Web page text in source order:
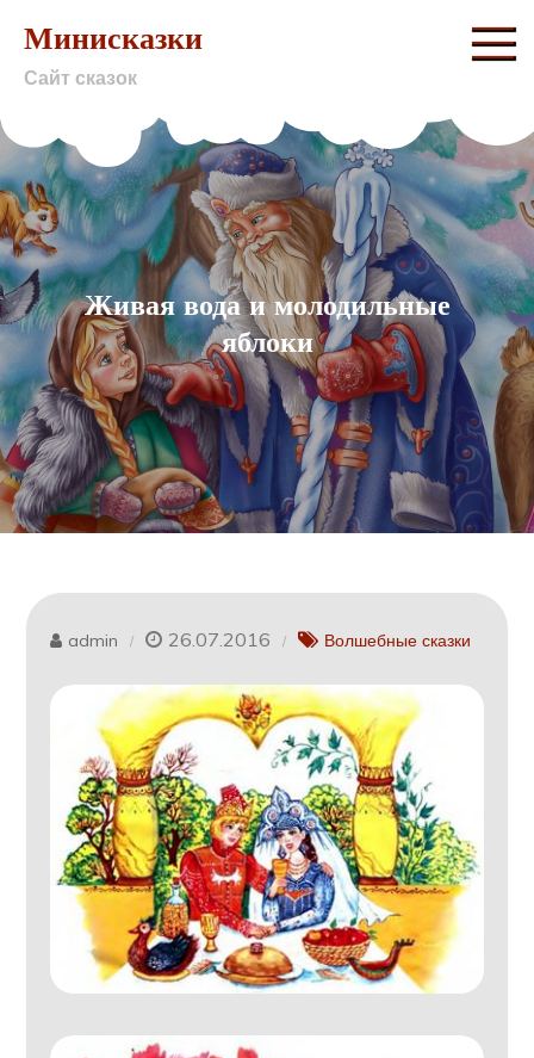
content
Минисказки
Сайт сказок
Живая вода и молодильные
яблоки
admin 26.07.2016 Волшебные сказки